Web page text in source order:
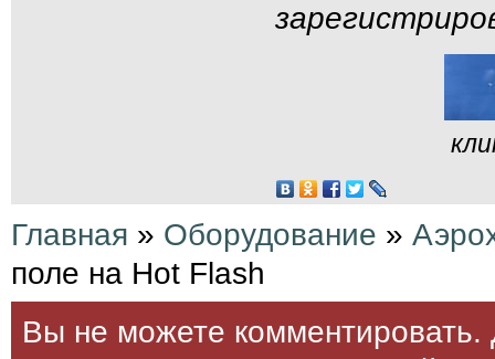
Главная » Оборудование »
поле на Hot Flash
Вы не можете комментировать.